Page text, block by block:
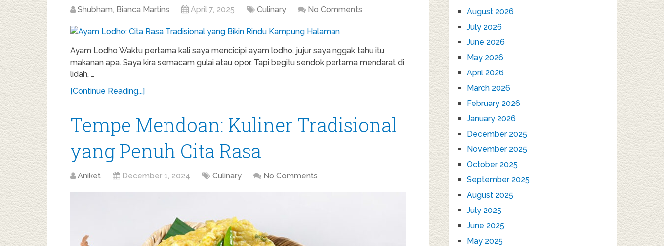
Shubham, Bianca Martins April 7, 2025 Culinary No Comments
Ayam Lodho Waktu pertama kali saya mencicipi ayam lodho, jujur saya nggak tahu itu
makanan apa. Saya kira semacam gulai atau opor. Tapi begitu sendok pertama mendarat di
lidah, …
[Continue Reading...]
Tempe Mendoan: Kuliner Tradisional
yang Penuh Cita Rasa
Aniket December 1, 2024 Culinary No Comments
August 2026
July 2026
June 2026
May 2026
April 2026
March 2026
February 2026
January 2026
December 2025
November 2025
October 2025
September 2025
August 2025
July 2025
June 2025
May 2025